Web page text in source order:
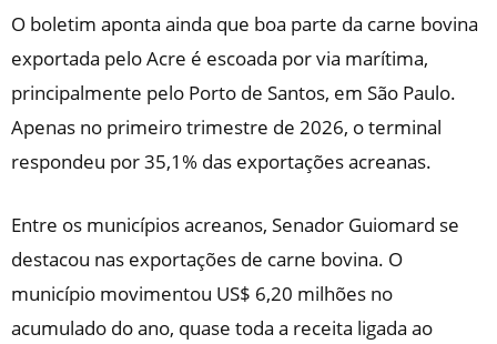
O boletim aponta ainda que boa parte da carne bovina
exportada pelo Acre é escoada por via marítima,
principalmente pelo Porto de Santos, em São Paulo.
Apenas no primeiro trimestre de 2026, o terminal
respondeu por 35,1% das exportações acreanas.
Entre os municípios acreanos, Senador Guiomard se
destacou nas exportações de carne bovina. O
município movimentou US$ 6,20 milhões no
acumulado do ano, quase toda a receita ligada ao